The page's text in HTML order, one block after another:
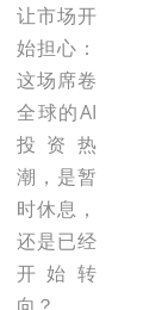
让市场开
始担心：
这场席卷
全球的AI
投资热
潮，是暂
时休息，
还是已经
开始转